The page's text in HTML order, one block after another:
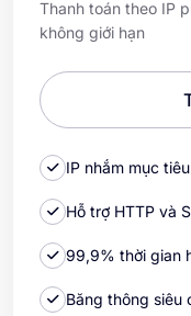
Thanh toán theo IP
không giới hạn
IP nhắm mục
Hỗ trợ HTTP và
99,9% thời gian
Băng thông siêu